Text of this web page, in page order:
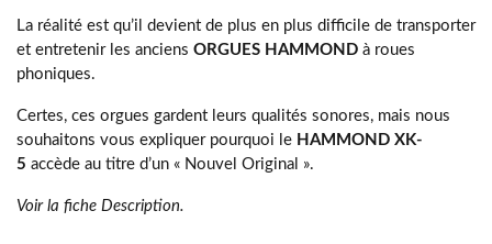
La réalité est qu’il devient de plus en plus difficile de transporter
et entretenir les anciens ORGUES HAMMOND à roues
phoniques.
Certes, ces orgues gardent leurs qualités sonores, mais nous
souhaitons vous expliquer pourquoi le HAMMOND XK-
5 accède au titre d’un « Nouvel Original ».
Voir la fiche Description.